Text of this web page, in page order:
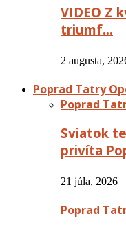
VIDEO Z
triumf…
2 augusta,
Poprad Tatry
Poprad
Sviatok
privíta
21 júla, 2026
Poprad